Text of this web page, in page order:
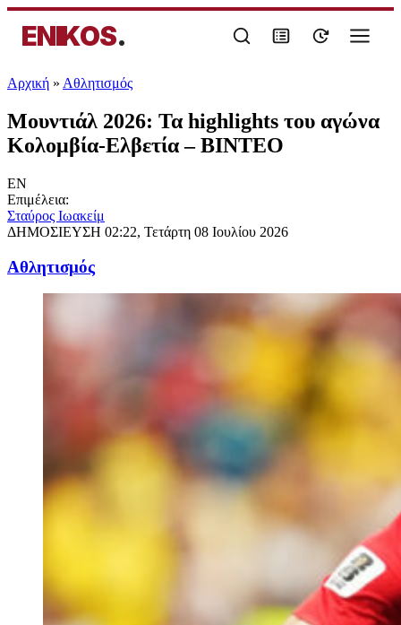
ENIKOS.
Αρχική » Αθλητισμός
Μουντιάλ 2026: Τα highlights του αγώνα
Κολομβία-Ελβετία – ΒΙΝΤΕΟ
EN
Επιμέλεια:
Σταύρος Ιωακείμ
ΔΗΜΟΣΙΕΥΣΗ 02:22, Τετάρτη 08 Ιουλίου 2026
Αθλητισμός